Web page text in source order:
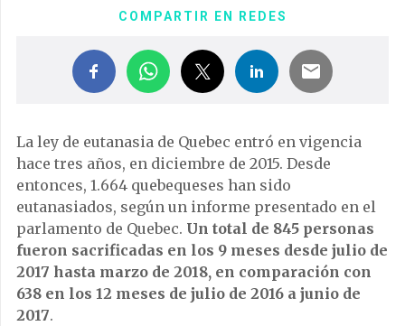
COMPARTIR EN REDES
La ley de eutanasia de Quebec entró en vigencia
hace tres años, en diciembre de 2015. Desde
entonces, 1.664 quebequeses han sido
eutanasiados, según un informe presentado en el
parlamento de Quebec. Un total de 845 personas
fueron sacrificadas en los 9 meses desde julio de
2017 hasta marzo de 2018, en comparación con
638 en los 12 meses de julio de 2016 a junio de
2017.